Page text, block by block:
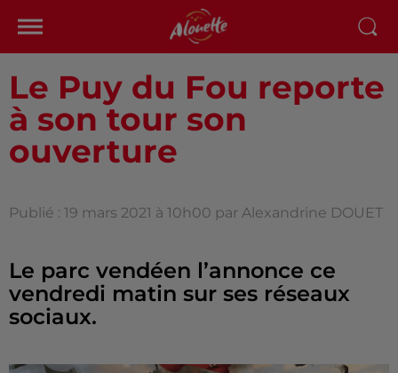
Le Puy du Fou reporte
à son tour son
ouverture
Publié : 19 mars 2021 à 10h00 par Alexandrine DOUET
Le parc vendéen l’annonce ce
vendredi matin sur ses réseaux
sociaux.